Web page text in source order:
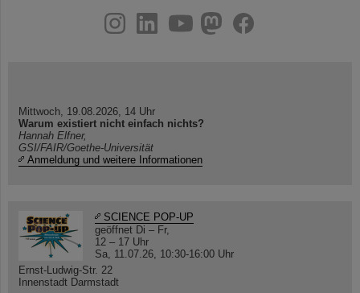
youtube
helmholtz.social
facebook
Mittwoch, 19.08.2026, 14 Uhr
Warum existiert nicht einfach nichts?
Hannah Elfner,
GSI/FAIR/Goethe-Universität
Anmeldung und weitere Informationen
SCIENCE POP-UP
geöffnet Di – Fr,
12 – 17 Uhr
Sa, 11.07.26, 10:30-16:00 Uhr
Ernst-Ludwig-Str. 22
Innenstadt Darmstadt